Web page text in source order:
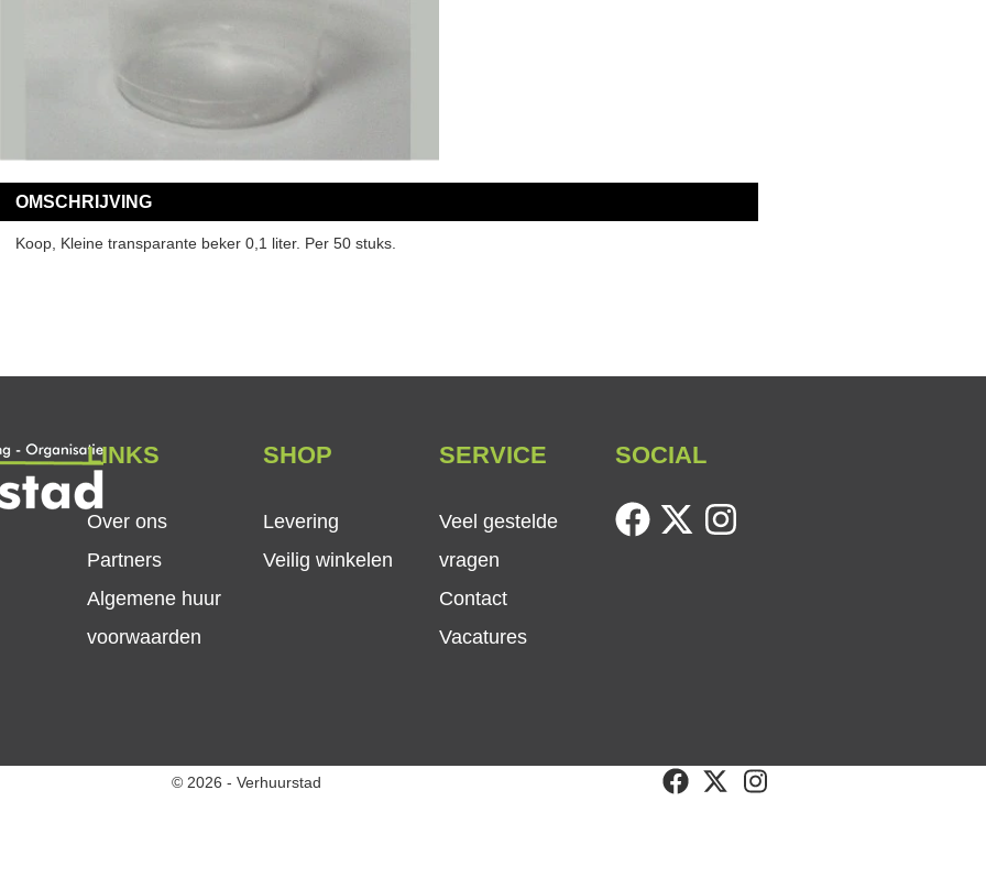
OMSCHRIJVING
Koop, Kleine transparante beker 0,1 liter. Per 50 stuks.
LINKS
Over ons
Partners
Algemene huur
voorwaarden
SHOP
Levering
Veilig winkelen
SERVICE
Veel gestelde
vragen
Contact
Vacatures
SOCIAL
facebooktwitter
© 2026 - Verhuurstad facebook
twitter instagram